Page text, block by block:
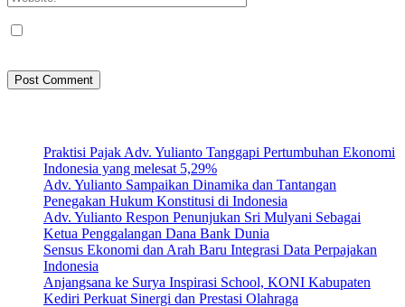
Praktisi Pajak Adv. Yulianto Tanggapi Pertumbuhan Ekonomi
Indonesia yang melesat 5,29%
Adv. Yulianto Sampaikan Dinamika dan Tantangan
Penegakan Hukum Konstitusi di Indonesia
Adv. Yulianto Respon Penunjukan Sri Mulyani Sebagai
Ketua Penggalangan Dana Bank Dunia
Sensus Ekonomi dan Arah Baru Integrasi Data Perpajakan
Indonesia
Anjangsana ke Surya Inspirasi School, KONI Kabupaten
Kediri Perkuat Sinergi dan Prestasi Olahraga